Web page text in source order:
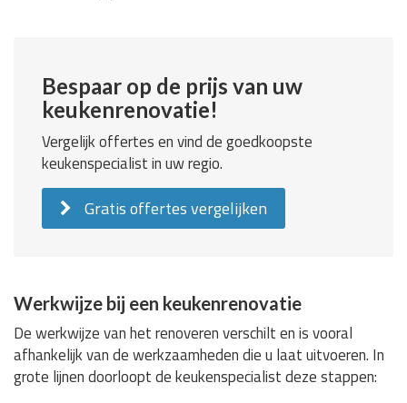
Bespaar op de prijs van uw
keukenrenovatie!
Vergelijk offertes en vind de goedkoopste
keukenspecialist in uw regio.
Gratis offertes vergelijken
Werkwijze bij een keukenrenovatie
De werkwijze van het renoveren verschilt en is vooral
afhankelijk van de werkzaamheden die u laat uitvoeren. In
grote lijnen doorloopt de keukenspecialist deze stappen: